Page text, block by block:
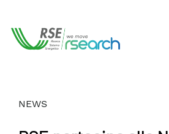
NEWS